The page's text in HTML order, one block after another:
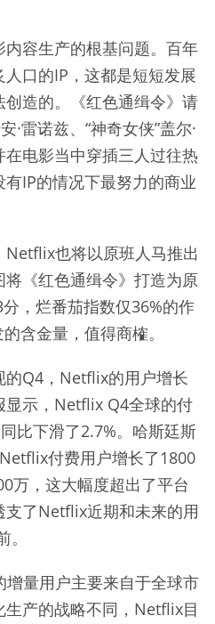
容生产的根基问题。百年
口的IP，这都是短短发展
造的。《红色通缉令》请
·雷诺兹、“神奇女侠”盖尔·
电影当中穿插三人过往热
IP的情况下最努力的商业
也将以原班人马推出
《红色通缉令》打造为原
，烂番茄指数仅36%的作
含金量，值得商榷。
的Q4，Netflix的用户增长
显示，Netflix Q4全球的付
比下滑了2.7%。哈斯廷斯
付费用户增长了1800
万，这大幅度超出了平台
支了Netflix近期和未来的用
。
量用户主要来自于全球市
产的战略不同，Netflix目